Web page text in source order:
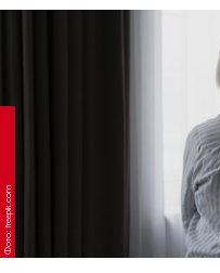
Фото: freepik.com